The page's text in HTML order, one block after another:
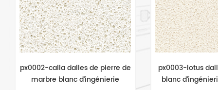
px0003-lotus dalles de marbre
blanc d'ingénierie en gros en
px0004-neige
artificiel